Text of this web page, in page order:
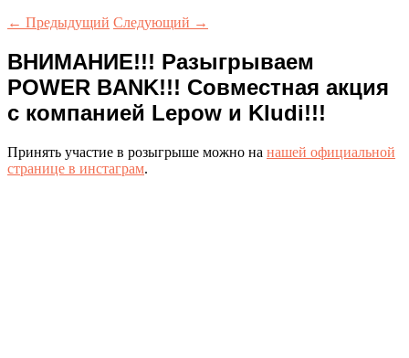
← Предыдущий Следующий →
ВНИМАНИЕ!!! Разыгрываем
POWER BANK!!! Совместная акция
с компанией Lepow и Kludi!!!
Принять участие в розыгрыше можно на нашей официальной
странице в инстаграм.